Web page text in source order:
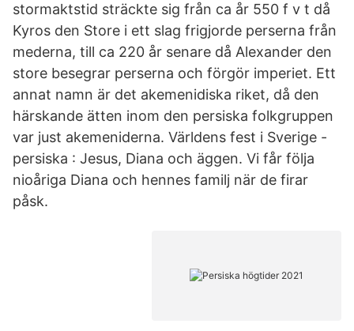
stormaktstid sträckte sig från ca år 550 f v t då
Kyros den Store i ett slag frigjorde perserna från
mederna, till ca 220 år senare då Alexander den
store besegrar perserna och förgör imperiet. Ett
annat namn är det akemenidiska riket, då den
härskande ätten inom den persiska folkgruppen
var just akemeniderna. Världens fest i Sverige -
persiska : Jesus, Diana och äggen. Vi får följa
nioåriga Diana och hennes familj när de firar
påsk.